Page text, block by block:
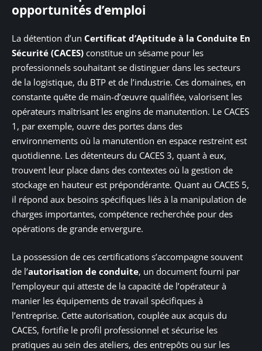
opportunités d’emploi
La détention d’un Certificat d’Aptitude à la Conduite En
Sécurité (CACES) constitue un sésame pour les
professionnels souhaitant se distinguer dans les secteurs
de la logistique, du BTP et de l’industrie. Ces domaines, en
constante quête de main-d’œuvre qualifiée, valorisent les
opérateurs maîtrisant les engins de manutention. Le CACES
1, par exemple, ouvre des portes dans des
environnements où la manutention en espace restreint est
quotidienne. Les détenteurs du CACES 3, quant à eux,
trouvent leur place dans des contextes où la gestion de
stockage en hauteur est prépondérante. Quant au CACES 5,
il répond aux besoins spécifiques liés à la manipulation de
charges importantes, compétence recherchée pour des
opérations de grande envergure.
La possession de ces certifications s’accompagne souvent
de l’autorisation de conduite, un document fourni par
l’employeur qui atteste de la capacité de l’opérateur à
manier les équipements de travail spécifiques à
l’entreprise. Cette autorisation, couplée aux acquis du
CACES, fortifie le profil professionnel et sécurise les
pratiques au sein des ateliers, des entrepôts ou sur les